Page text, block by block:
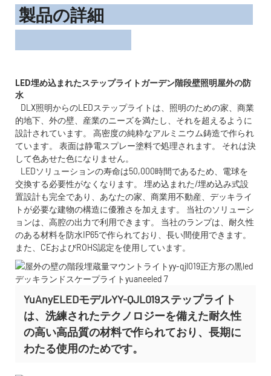
製品の詳細
LED埋め込まれたステップライトガーデン階段壁照明屋外の防
DLX照明からのLEDステップライトは、照明のための家、商業
的地下、外の壁、産業のニーズを満たし、それを超えるように
設計されています。 高密度の純粋なアルミニウム鋳造で作られ
ています。 表面は静電スプレー塗料で処理されます。 それは決
して色あせた色になりません。
LEDソリューションの寿命は50,000時間であるため、電球を
交換する必要性がなくなります。 埋め込まれた/埋め込み式設
置設計も完全であり、あなたの家、商業用不動産、デッキライ
トが必要な建物の構造に優雅さを加えます。 当社のソリューシ
ョンは、高腔の出力で利用できます。 当社のランプは、耐久性
のある材料を防水IP65で作られており、長い間使用できます。
また、CEおよびROHS認定を使用しています。
YuAnyELEDモデルYY-QJL019ステップライト
は、洗練されたテクノロジーを備えた耐久性
の高い高品質の材料で作られており、長期に
わたる使用のためです。